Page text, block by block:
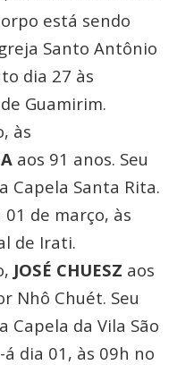
está sendo
Santo Antônio
dia 27 às
Guamirim.
às
aos 91 anos. Seu
Capela Santa Rita.
de março, às
de Irati.
JOSÉ CHUESZ aos
Nhô Chuét. Seu
Capela da Vila São
dia 01, às 09h no